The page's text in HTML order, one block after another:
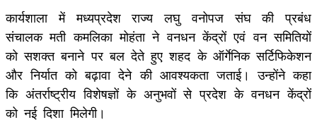
कार्यशाला में मध्यप्रदेश राज्य लघु वनोपज संघ की प्रबंध
संचालक मती कमलिका मोहंता ने वनधन केंद्रों एवं वन समितियों
को सशक्त बनाने पर बल देते हुए शहद के ऑर्गेनिक सर्टिफिकेशन
और निर्यात को बढ़ावा देने की आवश्यकता जताई। उन्होंने कहा
कि अंतर्राष्ट्रीय विशेषज्ञों के अनुभवों से प्रदेश के वनधन केंद्रों
को नई दिशा मिलेगी।